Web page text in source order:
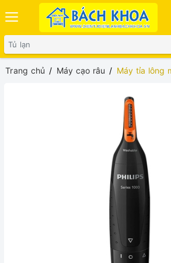
Trang chủ Máy cạo râu Máy tỉa lông